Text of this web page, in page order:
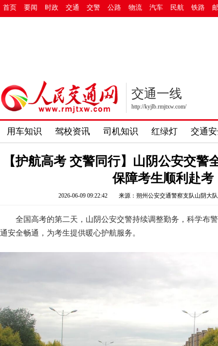
首页 要闻 时政 交通 交警 公路 物流 汽车 民航 铁路
交通一线
http://kyjlb.rmjtxw.com/
用车知识 驾校资讯 司机知识 红绿灯 交通
【护航高考 交警同行】山阴公安交警
保障考生顺利赴考
2026-06-09 09:22:42 来源：朔州公安交通警察支队山阴大队
全国高考的第二天，山阴公安交警持续调整勤务，科学布
通安全畅通，为考生提供暖心护航服务。